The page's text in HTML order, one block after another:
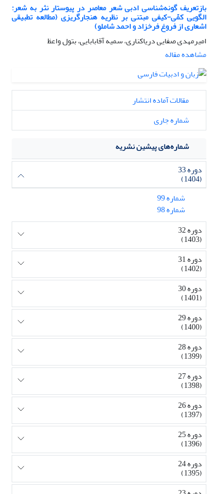
بازتعریف گونه‌شناسی ادبی شعر معاصر در پیوستار نثر به شعر:
الگویی کمّی-کیفی مبتنی بر نظریه هنجارگریزی (مطالعه تطبیقی
اشعاری از فروغ فرخزاد و احمد شاملو)
امیرمهدی صفایی دریاکناری، سمیه آقابابایی، بتول واعظ
مشاهده مقاله
مقالات آماده انتشار
شماره جاری
شماره‌های پیشین نشریه
دوره 33
(1404)
شماره 99
شماره 98
دوره 32
(1403)
دوره 31
(1402)
دوره 30
(1401)
دوره 29
(1400)
دوره 28
(1399)
دوره 27
(1398)
دوره 26
(1397)
دوره 25
(1396)
دوره 24
(1395)